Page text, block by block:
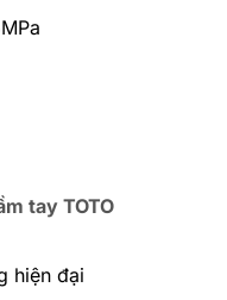
tay TOTO
hiện đại